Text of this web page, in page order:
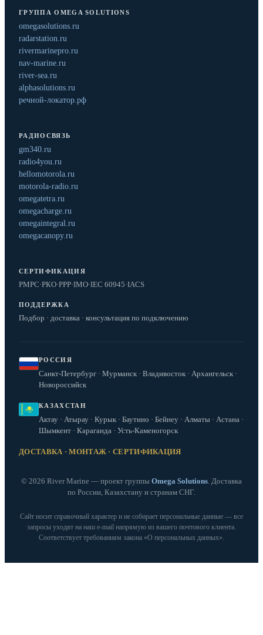
ГРУППА OMEGA SOLUTIONS
omegasolutions.ru
radarstation.ru
rivermarinepro.ru
nav-marine.ru
river-sea.ru
alphasolutions.ru
речной-локатор.рф
РАДИОСВЯЗЬ
gm340.ru
radio4you.ru
hellomotorola.ru
motorola-radio.ru
omegatetra.ru
omegacharge.ru
omegaintegral.ru
omegacanopy.ru
СЕРТИФИКАЦИЯ
РМРС·РКО·РРР·IMO·IEC 60945·IACS
ПОДДЕРЖКА
Подбор · доставка · консультация по подключению
РОССИЯ
Санкт-Петербург · Мурманск · Владивосток · Архангельск ·
Новороссийск
КАЗАХСТАН
Актау · Атырау · Курык · Баутино · Бейнеу · Алматы · Астана ·
Шымкент · Караганда · Усть-Каменогорск
ДОСТАВКА · МОНТАЖ · СЕРТИФИКАЦИЯ
© 2026 River Marine — проект группы Omega Solutions. Доставка
по России, Казахстану и странам СНГ.
Сайт носит справочный характер и не собирает персональные данные — все
запросы уходят на наш e‑mail напрямую из вашего почтового клиента.
Соответствует требованиям закона «О персональных данных».